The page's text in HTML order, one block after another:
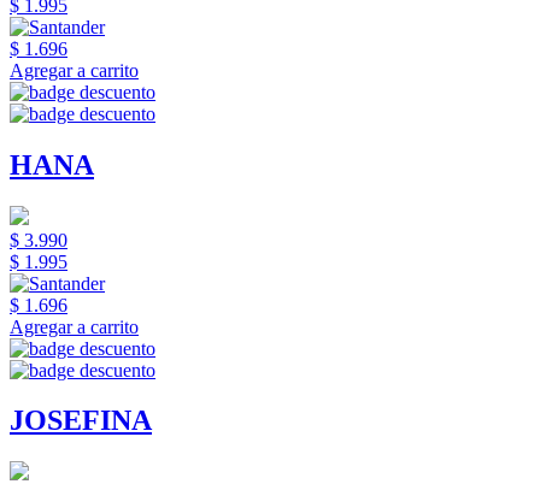
$ 1.995
$ 1.696
Agregar a carrito
HANA
$ 3.990
$ 1.995
$ 1.696
Agregar a carrito
JOSEFINA